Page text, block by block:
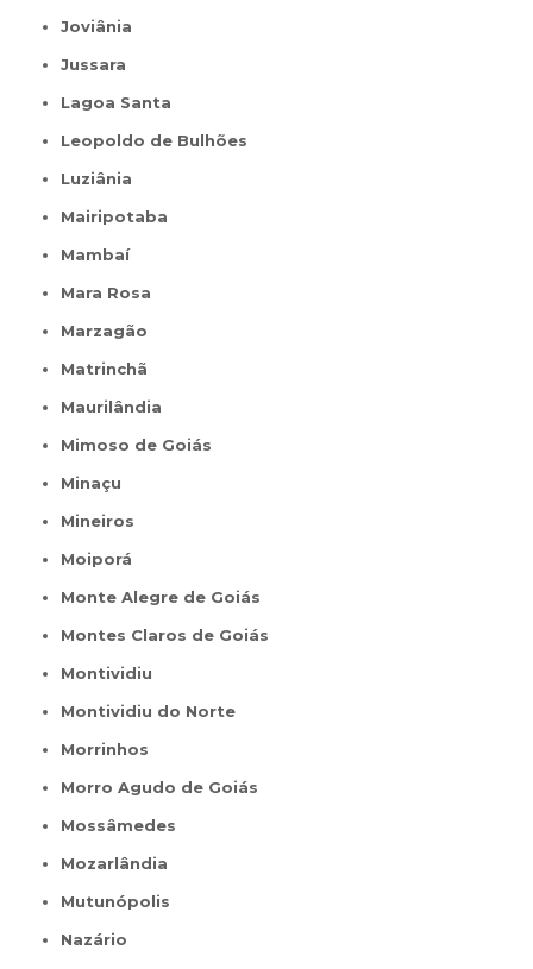
Joviânia
Jussara
Lagoa Santa
Leopoldo de Bulhões
Luziânia
Mairipotaba
Mambaí
Mara Rosa
Marzagão
Matrinchã
Maurilândia
Mimoso de Goiás
Minaçu
Mineiros
Moiporá
Monte Alegre de Goiás
Montes Claros de Goiás
Montividiu
Montividiu do Norte
Morrinhos
Morro Agudo de Goiás
Mossâmedes
Mozarlândia
Mutunópolis
Nazário